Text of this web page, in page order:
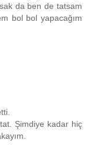
da ben de tatsam
bol bol yapacağım
Şimdiye kadar hiç